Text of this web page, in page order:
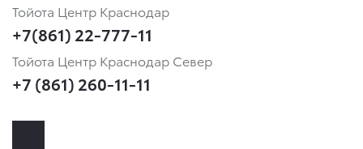
Тойота Центр Краснодар
+7(861) 22-777-11
Тойота Центр Краснодар Север
+7 (861) 260-11-11